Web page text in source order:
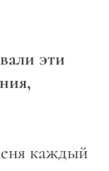
эти
каждый